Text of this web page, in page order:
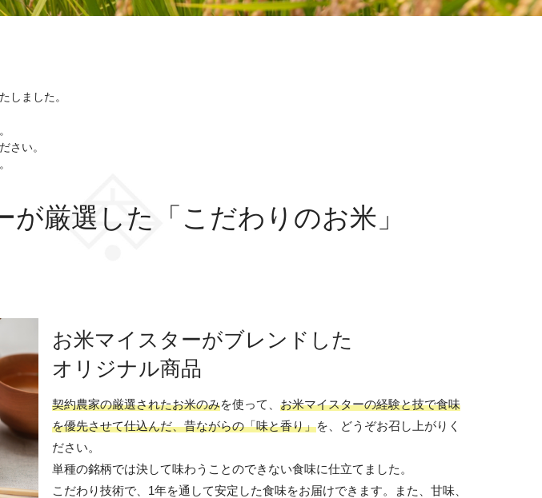
しました。
さい。
が厳選した「こだわりのお米」
お米マイスターがブレンドした
オリジナル商品
契約農家の厳選されたお米のみを使って、 お米マイスターの経験と技で食味
を優先させて仕込んだ、昔ながらの「味と香り」を、どうぞお召し上がりく
ださい。
単種の銘柄では決して味わうことのできない食味に仕立てました。
こだわり技術で、1年を通して安定した食味をお届けできます。また、甘味、